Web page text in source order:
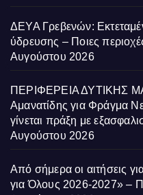
ΔΕΥΑ Γρεβενών:
ύδρευσης – Ποιες
Αυγούστου 2026
ΠΕΡΙΦΕΡΕΙΑ ΔΥΤΙΚΗΣ
Αμανατίδης για Φράγμα
γίνεται πράξη με
Αυγούστου 2026
Από σήμερα οι αιτήσεις
για Όλους 2026-2027» –